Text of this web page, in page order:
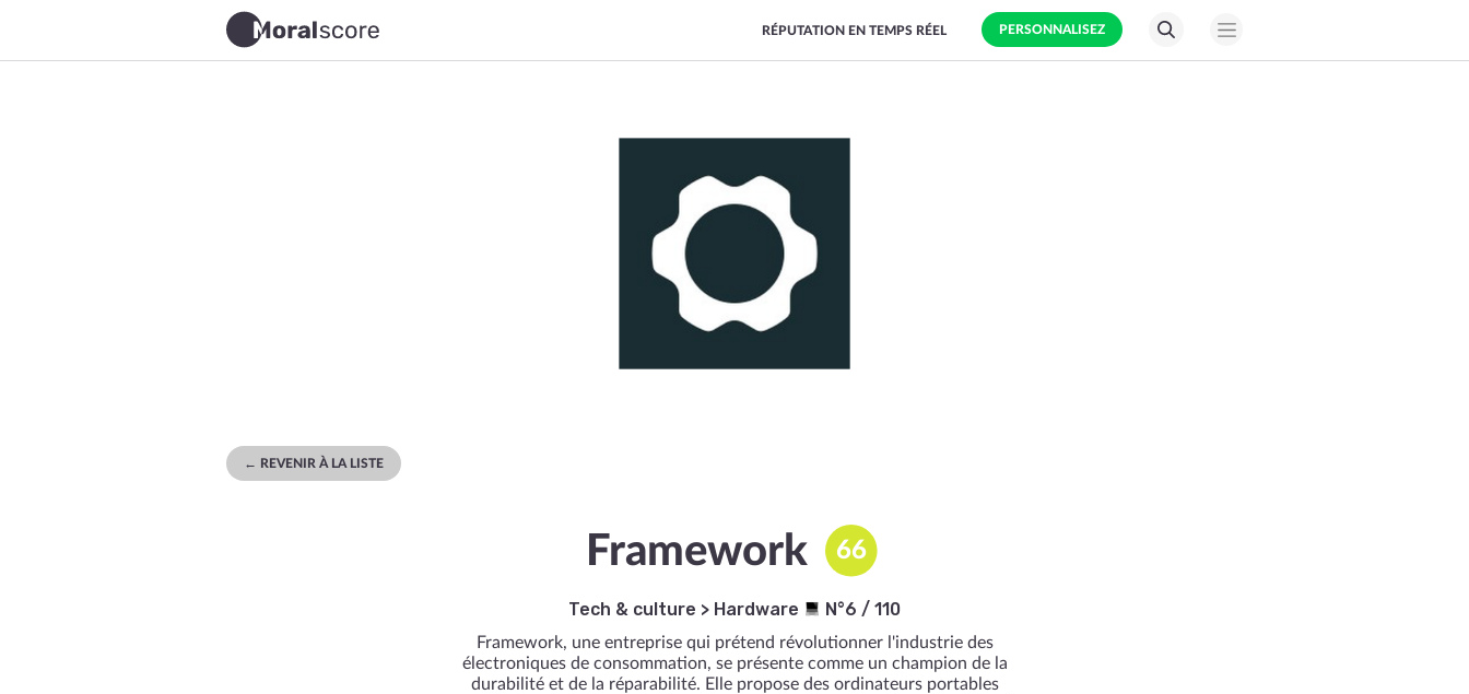
PERSONNALISEZ
RÉPUTATION EN TEMPS RÉEL
← REVENIR À LA LISTE
Framework 66
Tech & culture > Hardware N°6 / 110
Framework, une entreprise qui prétend révolutionner l'industrie des
électroniques de consommation, se présente comme un champion de la
durabilité et de la réparabilité. Elle propose des ordinateurs portables